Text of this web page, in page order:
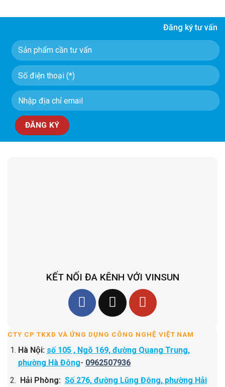
Đăng ký tư vấn
KẾT NỐI ĐA KÊNH VỚI VINSUN
CTY CP TKXD VÀ ỨNG DỤNG CÔNG NGHỆ VIỆT NAM
Hà Nội: số 105 , Ngõ 169, đường Quang Trung,
phường Hà Đông- 0962507936
Hải Phòng: Số 276, đường Lũng Đông, phường Hải